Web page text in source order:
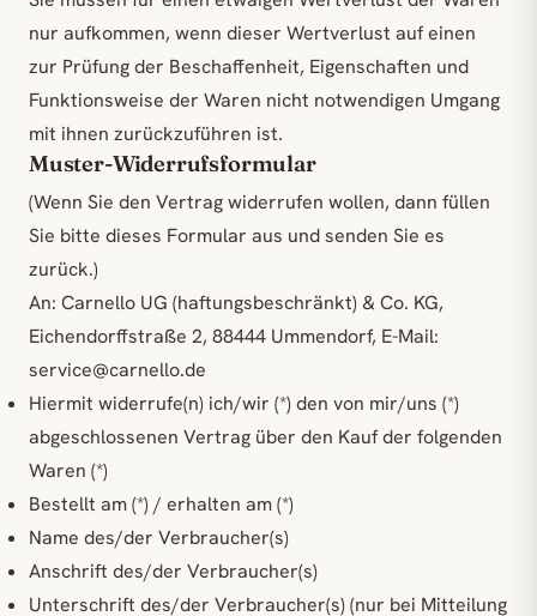
nur aufkommen, wenn dieser Wertverlust auf einen
zur Prüfung der Beschaffenheit, Eigenschaften und
Funktionsweise der Waren nicht notwendigen Umgang
mit ihnen zurückzuführen ist.
Muster-Widerrufsformular
(Wenn Sie den Vertrag widerrufen wollen, dann füllen
Sie bitte dieses Formular aus und senden Sie es
zurück.)
An: Carnello UG (haftungsbeschränkt) & Co. KG,
Eichendorffstraße 2, 88444 Ummendorf, E-Mail:
service@carnello.de
Hiermit widerrufe(n) ich/wir (*) den von mir/uns (*)
abgeschlossenen Vertrag über den Kauf der folgenden
Waren (*)
Bestellt am (*) / erhalten am (*)
Name des/der Verbraucher(s)
Anschrift des/der Verbraucher(s)
Unterschrift des/der Verbraucher(s) (nur bei Mitteilung